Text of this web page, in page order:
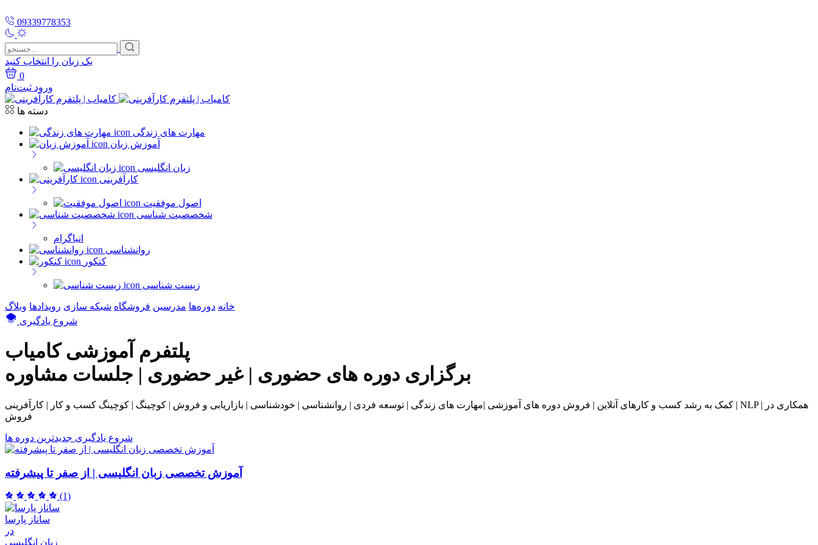
09339778353
یک زبان را انتخاب کنید
0
ورود ثبت‌نام
دسته ها
مهارت های زندگی
آموزش زبان
زبان انگلیسی
کارآفرینی
اصول موفقیت
شخصصیت شناسی
انیاگرام
روانشناسی
کنکور
زیست شناسی
خانه دوره‌ها مدرسین فروشگاه شبکه سازی رویداد‌ها وبلاگ
شروع یادگیری
پلتفرم آموزشی کامیاب
برگزاری دوره های حضوری | غیر حضوری | جلسات مشاوره
کمک به رشد کسب و کارهای آنلاین | فروش دوره های آموزشی |مهارت های زندگی | توسعه فردی | روانشناسی | خودشناسی | بازاریابی و فروش | کوچینگ | کوچینگ کسب و کار | کارآفرینی | NLP | همکاری در
فروش
شروع یادگیری جدیدترین دوره ها
آموزش تخصصی زبان انگلیسی | از صفر تا پیشرفته
(1)
ساناز پارسا
در
زبان انگلیسی